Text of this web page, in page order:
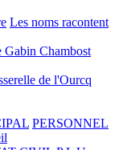
Les noms racontent
Gabin Chambost
de l'Ourcq
PERSONNEL